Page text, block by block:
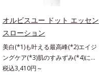
と後肌がやわらかくなり、くすみ知
らずのまっさら肌へ。メイクのり
(*7)もよくなります。さわやかさ広
がるシトラスハーバルの香り。*1
乾燥による*2 クエン酸配合＝角層
柔軟成分*3 イソペンチルジオール
配合＝保湿成分*4 ツボクサ葉エキ
オルビスユー ドット エッセン
スローション
美白(*1)も叶える最高峰(*2)エイジ
ングケア(*3)肌のすみずみ(*4)にし
みわたるうるおい充満ローション。
税込3,410円～